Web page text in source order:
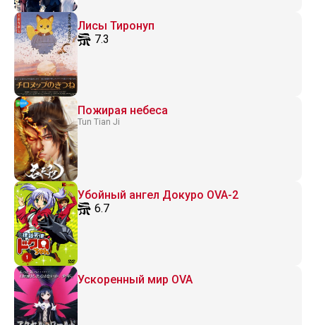
Лисы Тиронуп
7.3
Пожирая небеса
Tun Tian Ji
Убойный ангел Докуро OVA-2
6.7
Ускоренный мир OVA